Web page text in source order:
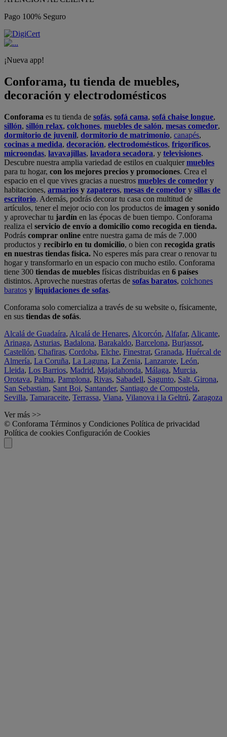
Pago 100% Seguro
¡Nueva app!
Conforama, tu tienda de muebles,
decoración y electrodomésticos
Conforama es tu tienda de sofás, sofá cama, sofá chaise longue,
sillón, sillón relax, colchones, muebles de salón, mesas comedor,
dormitorio de juvenil, dormitorio de matrimonio, canapés,
cocinas a medida, decoración, electrodomésticos, frigoríficos,
microondas, lavavajillas, lavadora secadora, y televisiones.
Descubre nuestra amplia variedad de estilos en cualquiermuebles
para tu hogar, con los mejores precios y promociones. Crea el
espacio en el que vives gracias a nuestros muebles de comedor y
habitaciones, armarios y zapateros, mesas de comedor y sillas de
escritorio. Además, podrás decorar tu casa con multitud de
artículos, tener el mejor ocio con los productos de imagen y sonido
y aprovechar tu jardín en las épocas de buen tiempo. Conforama
realiza el servicio de envío a domicilio como recogida en tienda.
Podrás comprar online entre nuestra gama de más de 7.000
productos y recibirlo en tu domicilio, o bien con recogida gratis
en nuestras tiendas física. No esperes más para crear o renovar tu
hogar y transformarlo en un espacio con mucho estilo. Conforama
tiene 300 tiendas de muebles físicas distribuidas en 6 países
distintos. Aproveche nuestras ofertas de sofas baratos, colchones
baratos y liquidaciones de sofas.
Conforama solo comercializa a través de su website o, físicamente,
en sus tiendas de sofás.
Alcalá de Guadaíra, Alcalá de Henares, Alcorcón, Alfafar, Alicante,
Arinaga, Asturias, Badalona, Barakaldo, Barcelona, Burjassot,
Castellón, Chafiras, Cordoba, Elche, Finestrat, Granada, Huércal de
Almería, La Coruña, La Laguna, La Zenia, Lanzarote, León,
Lleida, Los Barrios, Madrid, Majadahonda, Málaga, Murcia,
Orotava, Palma, Pamplona, Rivas, Sabadell, Sagunto, Salt, Girona,
San Sebastian, Sant Boi, Santander, Santiago de Compostela,
Sevilla, Tamaraceite, Terrassa, Viana, Vilanova i la Geltrú, Zaragoza
Ver más >>
© Conforama Términos y Condiciones Política de privacidad
Política de cookies Configuración de Cookies